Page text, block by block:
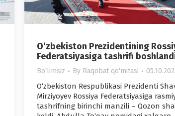
O‘zbekiston Prezidentining
Federatsiyasiga tashrifi
Bo'limsiz By Raqobat qo'mitasi
O‘zbekiston Respublikasi Prezidenti
Mirziyoyev Rossiya Federatsiyasiga
tashrifning birinchi manzili – Qozon